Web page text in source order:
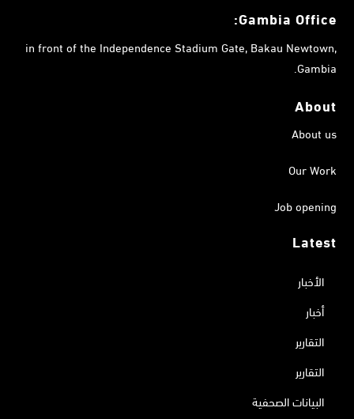
Gambia Office:
in front of the Independence Stadium Gate, Bakau Newtown,
Gambia.
About
About us
Our Work
Job opening
Latest
الأخبار
أخبار
التقارير
التقارير
البيانات الصحفية